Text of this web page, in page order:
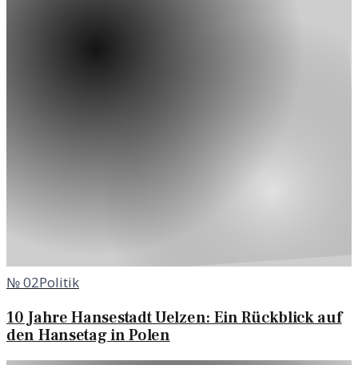
№02Politik
10 Jahre Hansestadt Uelzen: Ein Rückblick auf
den Hansetag in Polen